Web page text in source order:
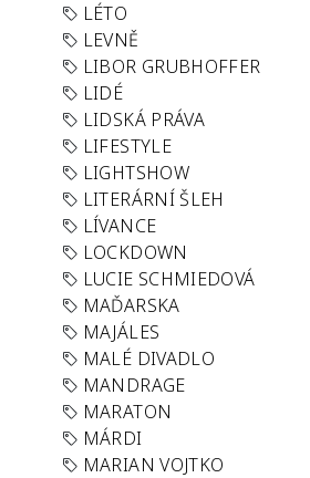
LÉTO
LEVNĚ
LIBOR GRUBHOFFER
LIDÉ
LIDSKÁ PRÁVA
LIFESTYLE
LIGHTSHOW
LITERÁRNÍ ŠLEH
LÍVANCE
LOCKDOWN
LUCIE SCHMIEDOVÁ
MAĎARSKA
MAJÁLES
MALÉ DIVADLO
MANDRAGE
MARATON
MÁRDI
MARIAN VOJTKO